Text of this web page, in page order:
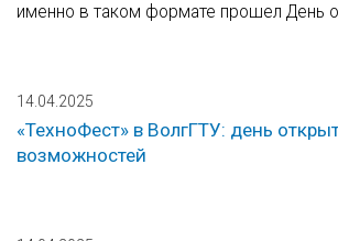
именно в таком формате прошел День
14.04.2025
«ТехноФест» в ВолгГТУ: день
возможностей